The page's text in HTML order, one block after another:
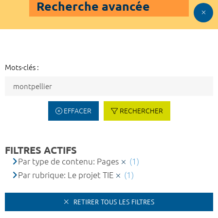
Recherche avancée
Mots-clés :
EFFACER RECHERCHER
FILTRES ACTIFS
Par type de contenu: Pages
(1)
Par rubrique: Le projet TIE
(1)
RETIRER TOUS LES FILTRES